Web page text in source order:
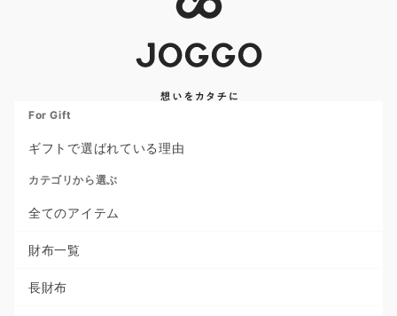
For Gift
ギフトで選ばれている理由
カテゴリから選ぶ
全てのアイテム
財布一覧
長財布